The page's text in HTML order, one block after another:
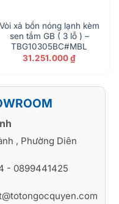
Vòi xả bồn nóng lạnh kèm
sen tắm GB ( 3 lỗ ) –
TBG10305BC#MBL
31.251.000₫
, Phường Diên
- 0899441425